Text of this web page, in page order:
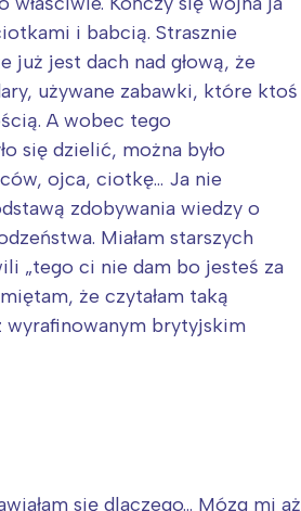
i babcią. Strasznie
już jest dach nad głową, że
używane zabawki, które ktoś
A wobec tego
się dzielić, można było
ojca, ciotkę… Ja nie
zdobywania wiedzy o
Miałam starszych
„tego ci nie dam bo jesteś za
że czytałam taką
wyrafinowanym brytyjskim
się dlaczego… Mózg mi aż